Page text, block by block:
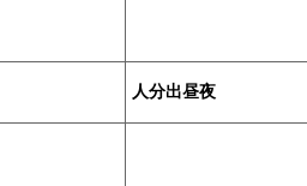
人分出昼夜